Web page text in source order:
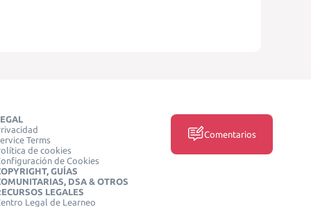
Terms
de cookies
de Cookies
GUÍAS
DSA & OTROS
LEGALES
Legal de Learneo
Comentarios